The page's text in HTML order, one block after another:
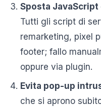
Sposta
Tutti gli script di
remarketing, pixel
footer; fallo
oppure via plugin.
Evita pop-up
che si aprono